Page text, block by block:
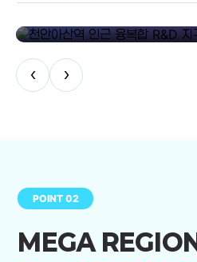
‹ ›
POINT 02
MEGA REGION